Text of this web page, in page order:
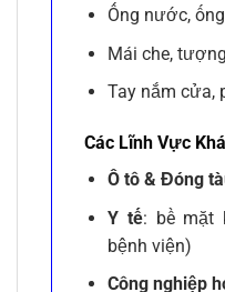
Ống nước,
Mái che,
Tay nắm cửa,
Các Lĩnh Vực
Ô tô & Đóng
Y tế: bề mặt
bệnh viện)
Công nghiệp